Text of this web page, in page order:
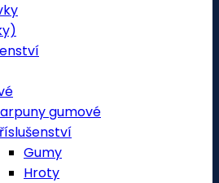
gumové
Gumy
Hroty